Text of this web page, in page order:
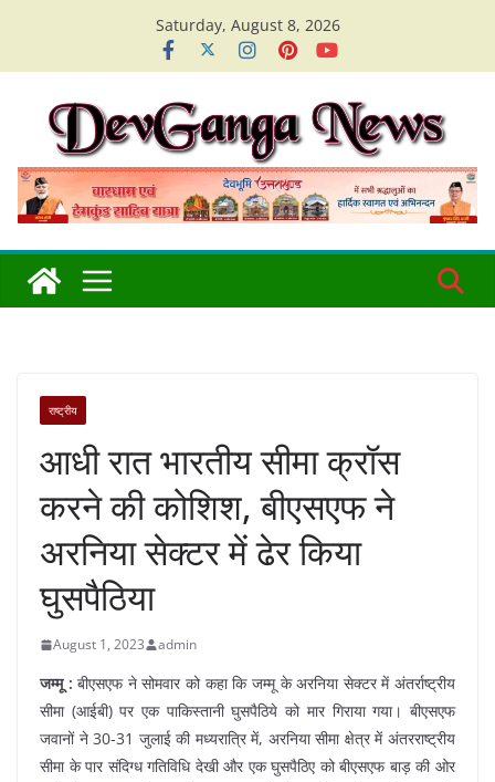
content
Saturday, August 8, 2026
राष्ट्रीय
आधी रात भारतीय सीमा क्रॉस
करने की कोशिश, बीएसएफ ने
अरनिया सेक्टर में ढेर किया
घुसपैठिया
August 1, 2023 admin
जम्मू : बीएसएफ ने सोमवार को कहा कि जम्मू के अरनिया सेक्टर में अंतर्राष्ट्रीय
सीमा (आईबी) पर एक पाकिस्तानी घुसपैठिये को मार गिराया गया। बीएसएफ
जवानों ने 30-31 जुलाई की मध्यरात्रि में, अरनिया सीमा क्षेत्र में अंतरराष्ट्रीय
सीमा के पार संदिग्ध गतिविधि देखी और एक घुसपैठिए को बीएसएफ बाड़ की ओर